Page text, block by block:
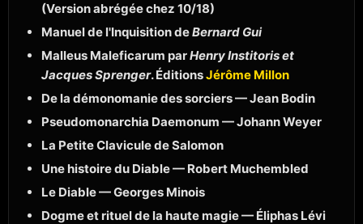
(Version abrégée chez 10/18)
Manuel de l'Inquisition deBernard Gui
Malleus Maleficarum parHenry Institoris et
Jacques Sprenger. ÉditionsJérôme Millon
De la démonomanie des sorciers — Jean Bodin
Pseudomonarchia Daemonum — Johann Weyer
La Petite Clavicule de Salomon
Une histoire du Diable — Robert Muchembled
Le Diable — Georges Minois
Dogme et rituel de la haute magie — Éliphas Lévi